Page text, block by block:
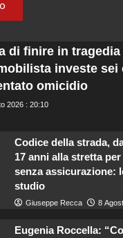
di finire in tragedia
investe
omicidio
2026 : 20:10
Codice della strada,
17 anni alla stretta
senza assicurazione:
studio
Giuseppe Recca 8
Eugenia Roccella: